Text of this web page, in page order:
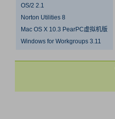
OS/2 2.1
Norton Utilities 8
Mac OS X 10.3 PearPC虚拟机版
Windows for Workgroups 3.11